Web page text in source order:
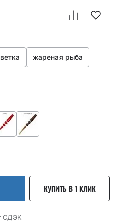
жареная рыба
КУПИТЬ В 1 КЛИК
CДЭК